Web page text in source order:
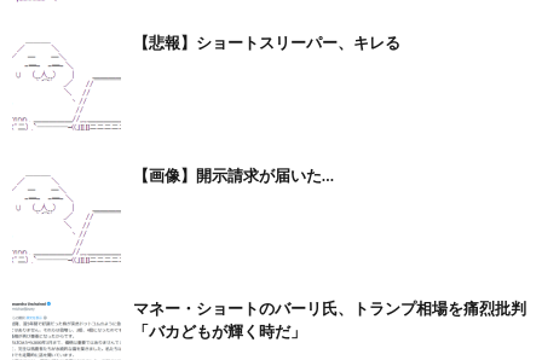
【悲報】ショートスリーパー、キレる
【画像】開示請求が届いた…
マネー・ショートのバーリ氏、トランプ相場を痛烈批判
「バカどもが輝く時だ」